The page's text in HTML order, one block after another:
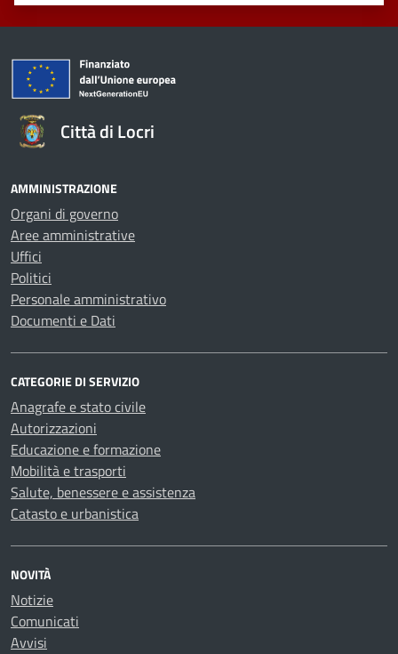
Città di Locri
AMMINISTRAZIONE
Organi di governo
Aree amministrative
Uffici
Politici
Personale amministrativo
Documenti e Dati
CATEGORIE DI SERVIZIO
Anagrafe e stato civile
Autorizzazioni
Educazione e formazione
Mobilità e trasporti
Salute, benessere e assistenza
Catasto e urbanistica
NOVITÀ
Notizie
Comunicati
Avvisi